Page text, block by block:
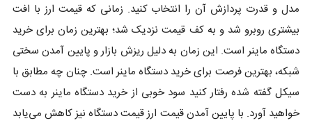
مدل و قدرت پردازش آن را انتخاب کنید. زمانی که قیمت ارز با افت
بیشتری روبرو شد و به کف قیمت نزدیک شد؛ بهترین زمان برای خرید
دستگاه ماینر است. این زمان به دلیل ریزش بازار و پایین آمدن سختی
شبکه، بهترین فرصت برای خرید دستگاه ماینر است. چنان چه مطابق با
سیکل گفته شده رفتار کنید سود خوبی از خرید دستگاه ماینر به دست
خواهید آورد. با پایین آمدن قیمت ارز قیمت دستگاه نیز کاهش می‌یابد